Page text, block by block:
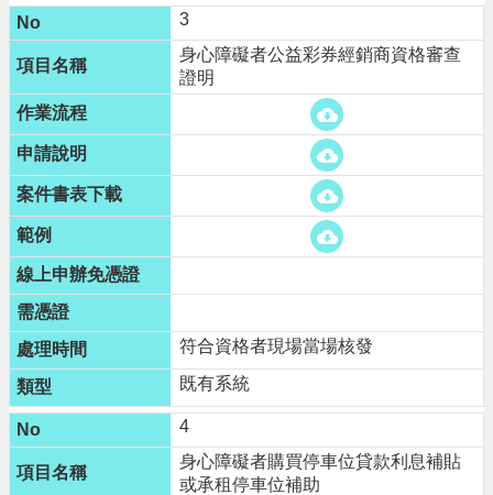
訊
錄
關
資
料
回
首
頁
網
站
導
覽
市
政
箱
3
身心障礙者公益彩券經銷商資格審查
證明
符合資格者現場當場核發
既有系統
4
身心障礙者購買停車位貸款利息補貼
或承租停車位補助